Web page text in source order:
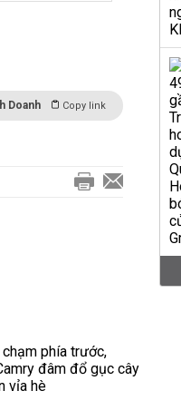
Doanh Copy link